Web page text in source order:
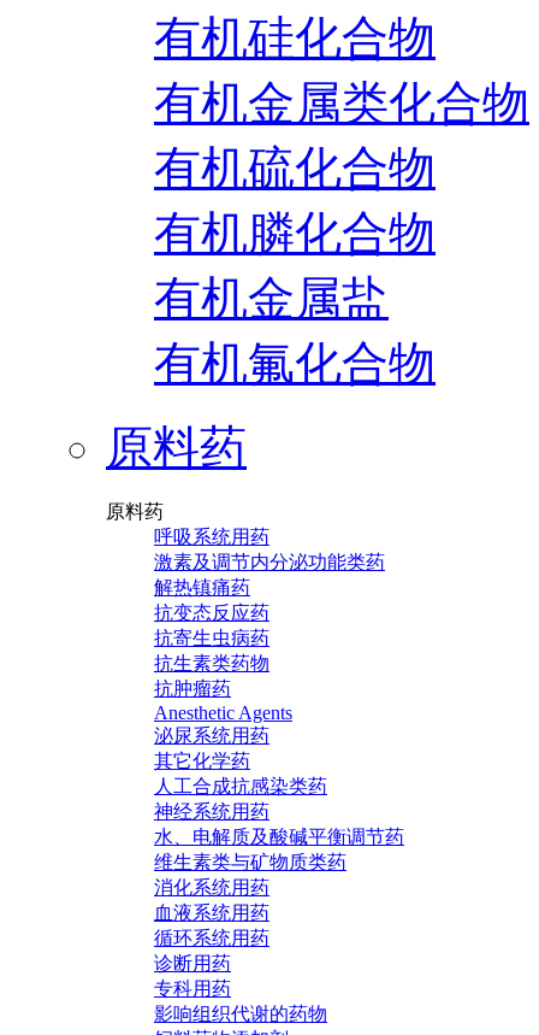
有机硅化合物
有机金属类化合物
有机硫化合物
有机膦化合物
有机金属盐
有机氟化合物
原料药
原料药
呼吸系统用药
激素及调节内分泌功能类药
解热镇痛药
抗变态反应药
抗寄生虫病药
抗生素类药物
抗肿瘤药
Anesthetic Agents
泌尿系统用药
其它化学药
人工合成抗感染类药
神经系统用药
水、电解质及酸碱平衡调节药
维生素类与矿物质类药
消化系统用药
血液系统用药
循环系统用药
诊断用药
专科用药
影响组织代谢的药物